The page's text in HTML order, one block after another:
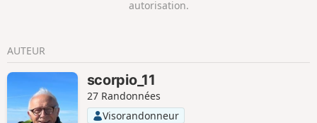
du Garlaban, les gravures sur roche de Louis
Grotte du Cerf ou la Grotte de Manon.
autorisation.
AUTEUR
scorpio_11
27 Randonnées
Visorandonneur